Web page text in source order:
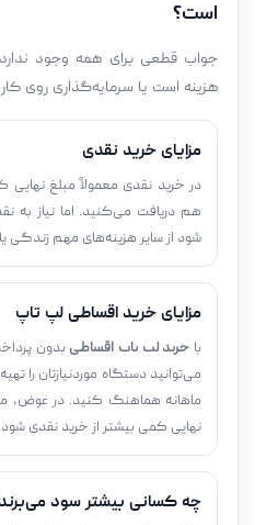
است؟
جواب قطعی برای همه وجود
هزینه است یا سرمایه‌گذاری روی
مزایای خرید نقدی
در خرید نقدی معمولاً مبلغ
هم دریافت می‌کنید. اما نیاز به
شود از سایر هزینه‌های مهم زندگی
مزایای خرید اقساطی لپ تاپ
با خرید لپ تاپ اقساطی بدون
می‌توانید دستگاه موردنیازتان را
ماهانه هماهنگ کنید. در عوض،
نهایی کمی بیشتر از خرید نقدی شود.
چه کسانی بیشتر سود